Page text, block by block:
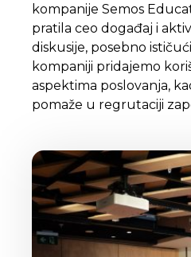
kompanije Semos
pratila ceo događaj i
diskusije, posebno
kompaniji pridajemo
aspektima poslovanja,
pomaže u regrutaciji